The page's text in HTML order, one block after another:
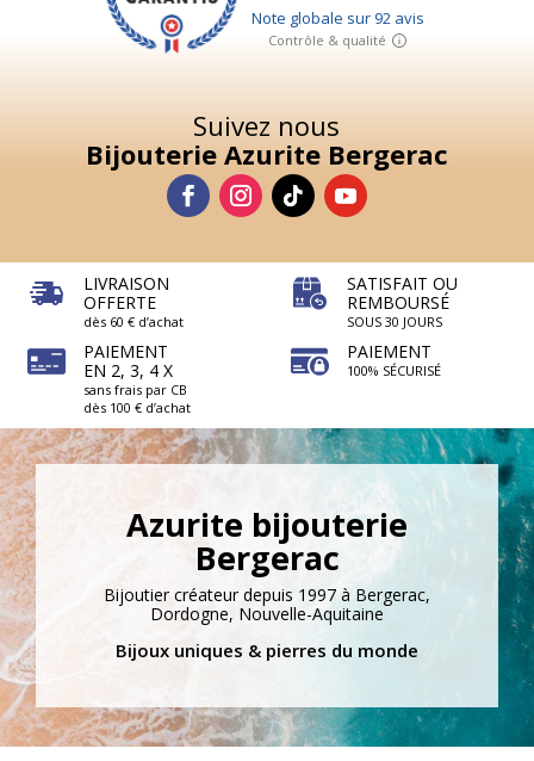
Suivez nous
Bijouterie Azurite Bergerac
LIVRAISON
OFFERTE
dès 60 € d’achat
PAIEMENT
EN 2, 3, 4 X
sans frais par CB
dès 100 € d’achat
SATISFAIT OU
REMBOURSÉ
SOUS 30 JOURS
PAIEMENT
100% SÉCURISÉ
Azurite bijouterie
Bergerac
Bijoutier créateur depuis 1997 à Bergerac,
Dordogne, Nouvelle-Aquitaine
Bijoux uniques & pierres du monde